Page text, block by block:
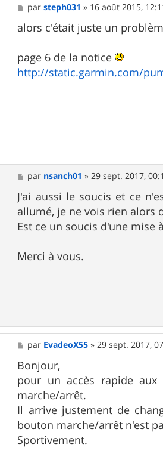
M
e
s
s
g
e
parsteph031 » 16 août 2015,
alors c'était juste un
page 6 de la notice
http://static.garmin.com/
M
e
s
s
a
g
e
par nsanch01 »29 sept. 2017,
J'ai aussi le soucis et ce
allumé, je ne vois rien alors
Est ce un soucis d'une mise
Merci à vous.
M
e
s
s
a
g
e
par EvadeoX55 »29 sept. 2017,
Bonjour,
pour un accès rapide
marche/arrêt.
Il arrive justement de
bouton marche/arrêt n'est
Sportivement.